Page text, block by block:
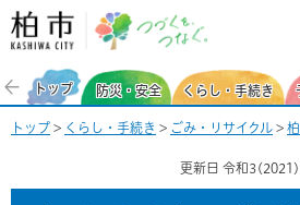
柏市 つづくを、
トップ 防災・安全 くらし・手続き
トップ > くらし・手続き > ごみ・リサイクル >
更新日 令和3(2021)